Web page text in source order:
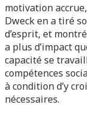
motivation
Dweck en a tiré
d’esprit, et
a plus d’impact
capacité se
compétences
à condition d’y
nécessaires.